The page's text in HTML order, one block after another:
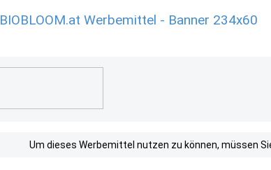
BIOBLOOM.at Werbemittel - Banner 234x60
Um dieses Werbemittel nutzen zu können, müssen